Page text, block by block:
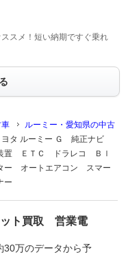
スメ！短い納期ですぐ乗れ
車
ルーミー・愛知県の中古
ヨタ ルーミー Ｇ 純正ナビ
置 ＥＴＣ ドラレコ Ｂｌ
ー オートエアコン スマー
ー
ット買取 営業電
30万のデータから予